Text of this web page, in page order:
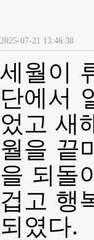
2025-07-21 13:46:38
세월이
단에서
었고 새
월을 끝
을 되돌
겁고 행
되였다.